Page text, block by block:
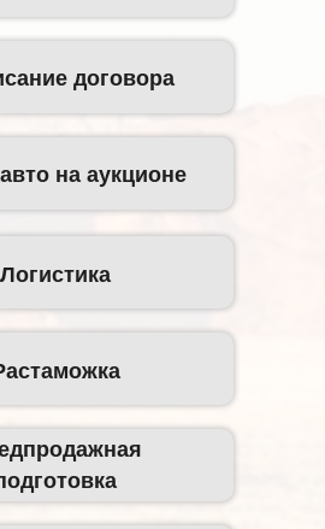
договора
на аукционе
Логистика